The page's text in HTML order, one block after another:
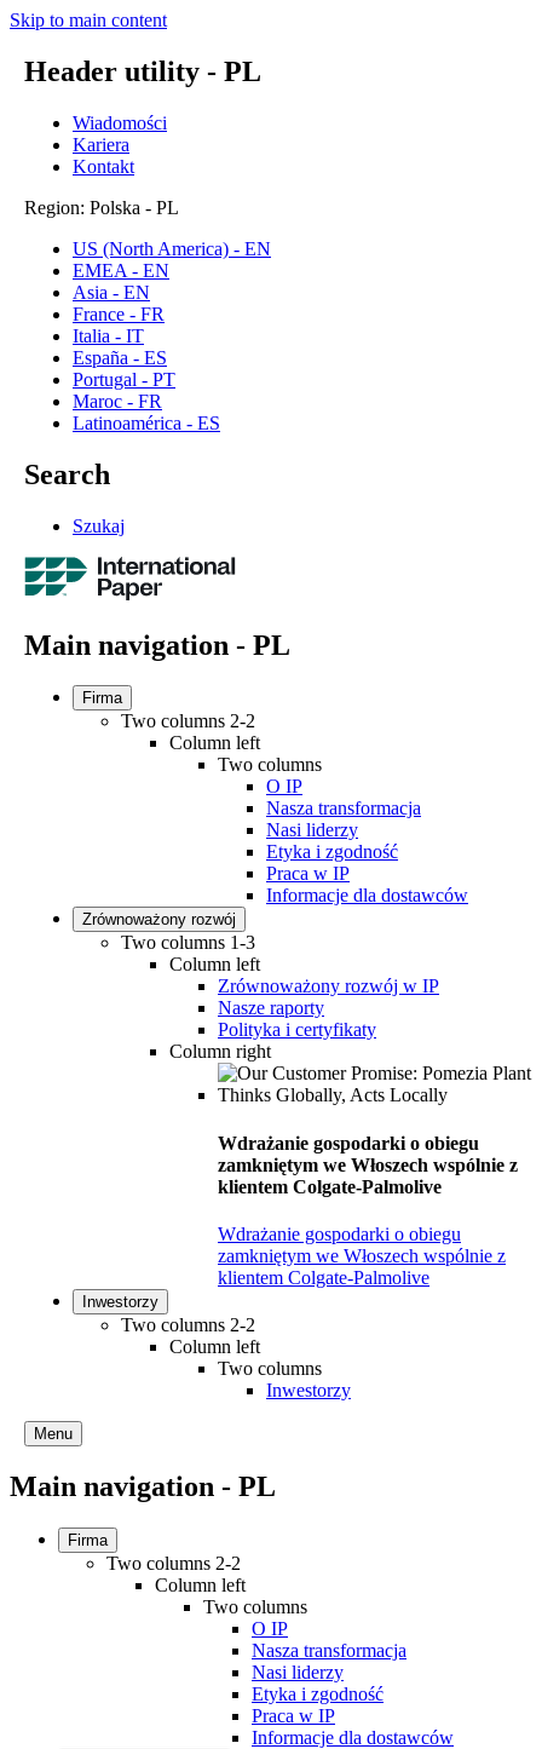
Skip to main content
Header utility - PL
Wiadomości
Kariera
Kontakt
Region: Polska - PL
US (North America) - EN
EMEA - EN
Asia - EN
France - FR
Italia - IT
España - ES
Portugal - PT
Maroc - FR
Latinoamérica - ES
Search
Szukaj
Main navigation - PL
Firma
Two columns 2-2
Column left
Two columns
O IP
Nasza transformacja
Nasi liderzy
Etyka i zgodność
Praca w IP
Informacje dla dostawców
Zrównoważony rozwój
Two columns 1-3
Column left
Zrównoważony rozwój w IP
Nasze raporty
Polityka i certyfikaty
Column right
Wdrażanie gospodarki o obiegu
zamkniętym we Włoszech wspólnie z
klientem Colgate-Palmolive
Wdrażanie gospodarki o obiegu
zamkniętym we Włoszech wspólnie z
klientem Colgate-Palmolive
Inwestorzy
Two columns 2-2
Column left
Two columns
Inwestorzy
Menu
Main navigation - PL
Firma
Two columns 2-2
Column left
Two columns
O IP
Nasza transformacja
Nasi liderzy
Etyka i zgodność
Praca w IP
Informacje dla dostawców